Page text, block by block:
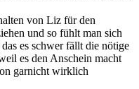
von Liz für den
und so fühlt man sich
es schwer fällt die nötige
es den Anschein macht
garnicht wirklich